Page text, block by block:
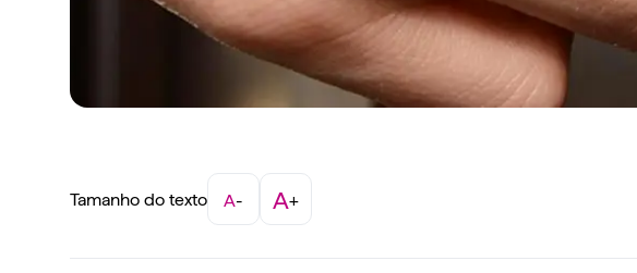
Tamanho do texto A- A+